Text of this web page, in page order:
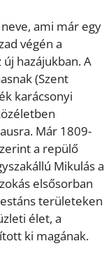
ami már egy
végén a
hazájukban. A
(Szent
karácsonyi
Már 1809-
a repülő
Mikulás a
elsősorban
területeken
élet, a
ki magának.